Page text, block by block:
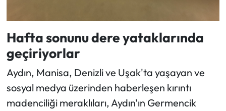
Hafta sonunu dere yataklarında
geçiriyorlar
Aydın, Manisa, Denizli ve Uşak'ta yaşayan ve
sosyal medya üzerinden haberleşen kırıntı
madenciliği meraklıları, Aydın'ın Germencik